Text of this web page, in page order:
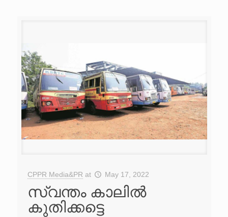
CPPR Media&PR at May 17, 2022
സ്വന്തം കാലിൽ
കുതിക്കട്ടെ